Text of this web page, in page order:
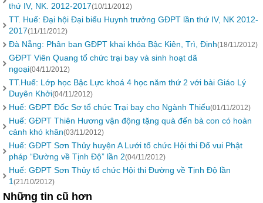
thứ IV, NK. 2012-2017(10/11/2012)
TT. Huế: Đại hội Đại biểu Huynh trưởng GĐPT lần thứ IV, NK 2012-
2017(11/11/2012)
Đà Nẵng: Phân ban GĐPT khai khóa Bậc Kiên, Trì, Định(18/11/2012)
GĐPT Viên Quang tổ chức trại bay và sinh hoạt dã
ngoại(04/11/2012)
TT.Huế: Lớp học Bậc Lực khoá 4 học năm thứ 2 với bài Giáo Lý
Duyên Khởi(04/11/2012)
Huế: GĐPT Đốc Sơ tổ chức Trại bay cho Ngành Thiếu(01/11/2012)
Huế: GĐPT Thiên Hương vận động tặng quà đến bà con có hoàn
cảnh khó khăn(03/11/2012)
Huế: GĐPT Sơn Thủy huyện A Lưới tổ chức Hội thi Đố vui Phật
pháp “Đường về Tịnh Độ” lần 2(04/11/2012)
Huế: GĐPT Sơn Thủy tổ chức Hội thi Đường về Tịnh Độ lần
1 (21/10/2012)
Những tin cũ hơn